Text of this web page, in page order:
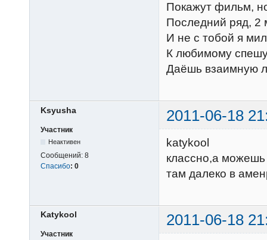
Покажут фильм,
Последний ряд, 2
И не с тобой я
К любимому
Даёшь взаимную
Ksyusha 2011-06-18
Участник
Неактивен
Сообщений: 8
Спасибо: 0
katykool
классно,а можешь
там далеко в
Katykool 2011-06-18
Участник